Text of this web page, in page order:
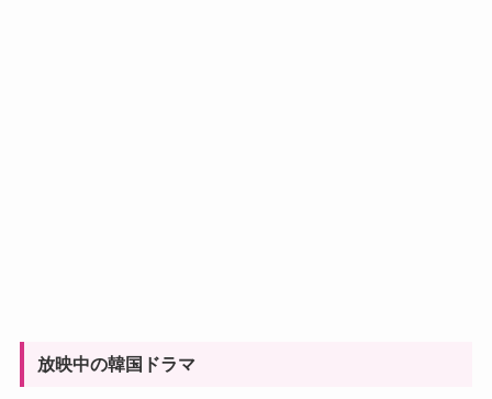
放映中の韓国ドラマ